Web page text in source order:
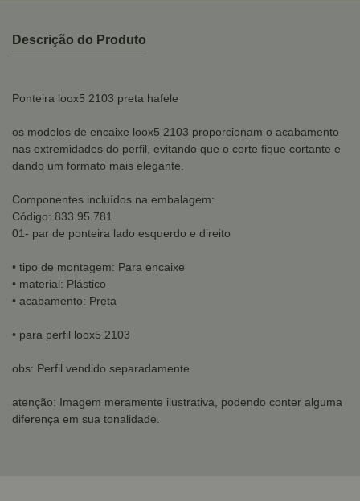
Descrição do Produto
Ponteira loox5 2103 preta hafele
os modelos de encaixe loox5 2103 proporcionam o acabamento
nas extremidades do perfil, evitando que o corte fique cortante e
dando um formato mais elegante.
Componentes incluídos na embalagem:
Código: 833.95.781
01- par de ponteira lado esquerdo e direito
• tipo de montagem: Para encaixe
• material: Plástico
• acabamento: Preta
• para perfil loox5 2103
obs: Perfil vendido separadamente
atenção: Imagem meramente ilustrativa, podendo conter alguma
diferença em sua tonalidade.